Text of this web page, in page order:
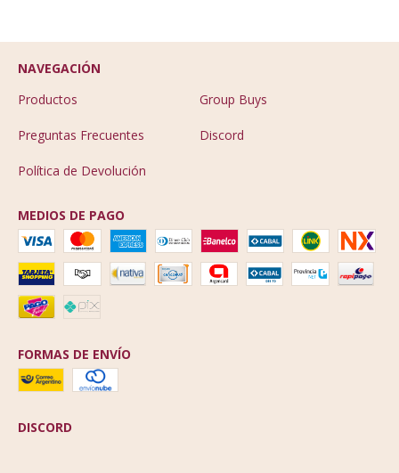
NAVEGACIÓN
Productos
Group Buys
Preguntas Frecuentes Discord
Política de Devolución
MEDIOS DE PAGO
FORMAS DE ENVÍO
DISCORD